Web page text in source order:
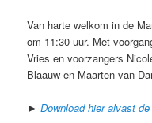
Van harte welkom in de
om 11:30 uur. Met
Vries en voorzangers
Blaauw en Maarten van
►Download hier alvast